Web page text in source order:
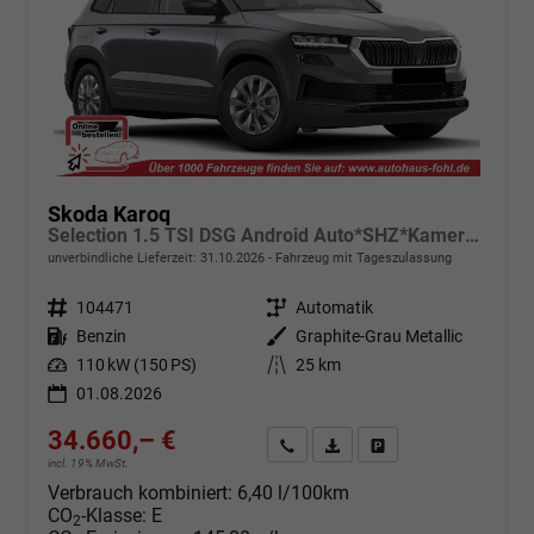
Skoda Karoq
Selection 1.5 TSI DSG Android Auto*SHZ*Kamera*PDC v/h*Klimaauto*SUNSET*LED
unverbindliche Lieferzeit: 31.10.2026 Fahrzeug mit Tageszulassung
Fahrzeugnr. 104471 Getriebe Automatik
Kraftstoff Benzin Außenfarbe
Graphite-Grau Metallic
Leistung 110 kW (150 PS) Kilometerstand 25 km
01.08.2026
34.660,– €
incl. 19% MwSt.
Angebot anfordern
Fahrzeugexpose (PDF)
Verbrauch kombiniert: 6,40 l/100km
CO2-Klasse: E